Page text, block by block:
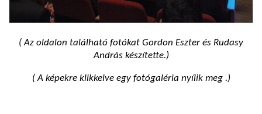
( Az oldalon található fotókat Gordon Eszter és Rudasy
András készítette.)
( A képekre klikkelve egy fotógaléria nyílik meg .)